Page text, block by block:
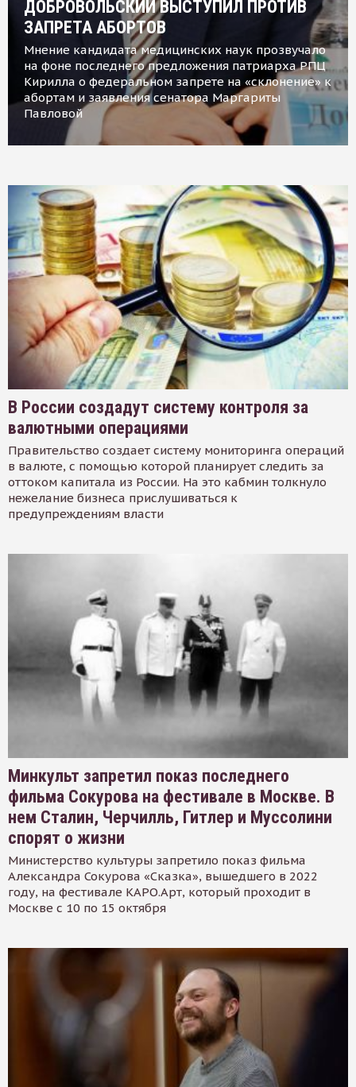
ДОБРОВОЛЬСКИЙ ВЫСТУПИЛ ПРОТИВ
ЗАПРЕТА АБОРТОВ
Мнение кандидата медицинских наук прозвучало
на фоне последнего предложения патриарха РПЦ
Кирилла о федеральном запрете на «склонение» к
абортам и заявления сенатора Маргариты
Павловой
В России создадут систему контроля за
валютными операциями
Правительство создает систему мониторинга операций
в валюте, с помощью которой планирует следить за
оттоком капитала из России. На это кабмин толкнуло
нежелание бизнеса прислушиваться к
предупреждениям власти
Минкульт запретил показ последнего
фильма Сокурова на фестивале в Москве. В
нем Сталин, Черчилль, Гитлер и Муссолини
спорят о жизни
Министерство культуры запретило показ фильма
Александра Сокурова «Сказка», вышедшего в 2022
году, на фестивале КАРО.Арт, который проходит в
Москве с 10 по 15 октября